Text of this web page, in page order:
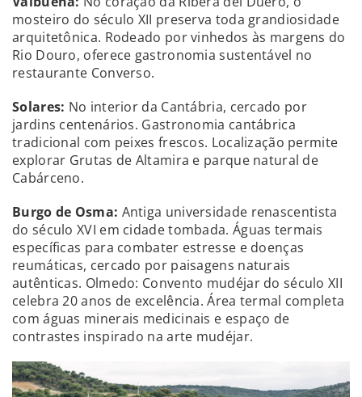
mosteiro do século XII preserva toda grandiosidade
arquitetônica. Rodeado por vinhedos às margens do
Rio Douro, oferece gastronomia sustentável no
restaurante Converso.
Solares: No interior da Cantábria, cercado por
jardins centenários. Gastronomia cantábrica
tradicional com peixes frescos. Localização permite
explorar Grutas de Altamira e parque natural de
Cabárceno.
Burgo de Osma: Antiga universidade renascentista
do século XVI em cidade tombada. Águas termais
específicas para combater estresse e doenças
reumáticas, cercado por paisagens naturais
autênticas. Olmedo: Convento mudéjar do século XII
celebra 20 anos de excelência. Área termal completa
com águas minerais medicinais e espaço de
contrastes inspirado na arte mudéjar.